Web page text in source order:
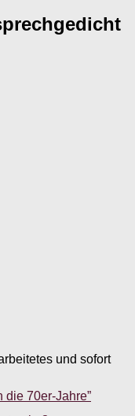
und sofort
die 70er-Jahre”